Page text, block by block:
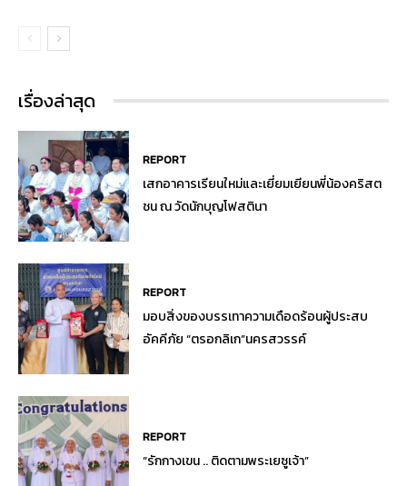
เรื่องล่าสุด
REPORT
เสกอาคารเรียนใหม่และเยี่ยมเยียนพี่น้องคริสต
ชน ณ วัดนักบุญโฟสตินา
REPORT
มอบสิ่งของบรรเทาความเดือดร้อนผู้ประสบ
อัคคีภัย “ตรอกลิเก”นครสวรรค์
REPORT
“รักกางเขน .. ติดตามพระเยซูเจ้า”